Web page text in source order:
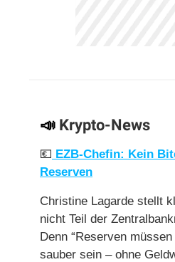
📣 Krypto-News
💶 EZB-Chefin: Kein
Reserven
Christine Lagarde stellt
nicht Teil der
Denn “Reserven
sauber sein – ohne